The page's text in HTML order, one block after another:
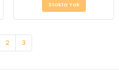
Stokta Yok
2 3